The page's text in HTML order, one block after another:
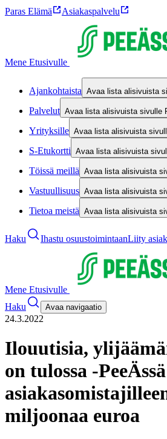
Paras Elämä Asiakaspalvelu
Mene Etusivulle
Ajankohtaista Avaa lista alisivuista
Palvelut Avaa lista alisivuista sivulle
Yrityksille Avaa lista alisivuista
S-Etukortti Avaa lista alisivuista
Töissä meillä Avaa lista alisivuista
Vastuullisuus Avaa lista alisivuista
Tietoa meistä Avaa lista alisivuista
Haku Ihastu osuustoimintaanLiity
Mene Etusivulle
Haku
Avaa navigaatio
24.3.2022
Ilouutisia,
on tulossa -
miljoonaa euroa